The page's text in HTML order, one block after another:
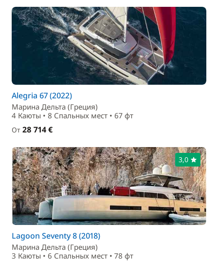
Alegria 67 (2022)
Марина Дельта (Греция)
4 Каюты • 8 Спальныx мест • 67 фт
От 28 714 €
3,0
Lagoon Seventy 8 (2018)
Марина Дельта (Греция)
3 Каюты • 6 Спальныx мест • 78 фт